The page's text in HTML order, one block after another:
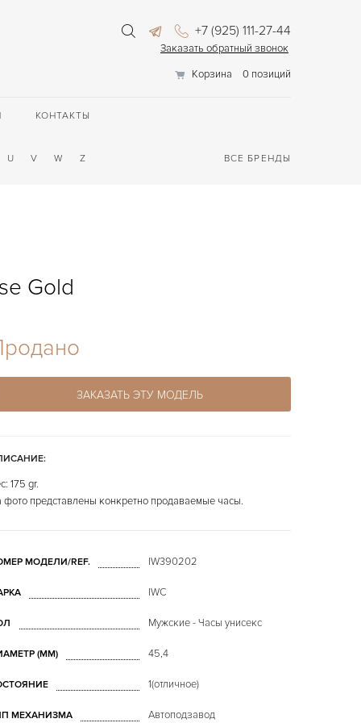
+7 (925) 111-27-44
Заказать обратный звонок
Корзина
0 позиций
КОНТАКТЫ
U V W Z ВСЕ БРЕНДЫ
Gold
ЗАКАЗАТЬ ЭТУ МОДЕЛЬ
175 gr.
фото представлены конкретно продаваемые часы.
МОДЕЛИ/REF. IW390202
IWC
Мужские - Часы унисекс
(MM) 45,4
1(отличное)
МЕХАНИЗМА Автоподзавод